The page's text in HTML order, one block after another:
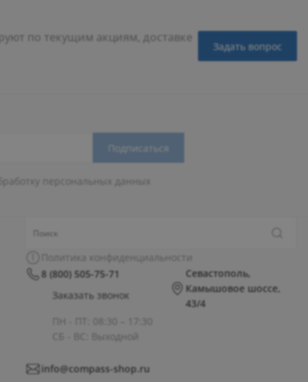
по текущим акциям, доставке
Задать вопрос
Подписаться
персональных данных
Политика конфиденциальности
8 (800) 505-75-71
Заказать звонок
ПН - ПТ: 08:30 – 17:30
СБ - ВС: Выходной
Севастополь,
Камышовое шоссе,
43/4
info@compass-shop.ru